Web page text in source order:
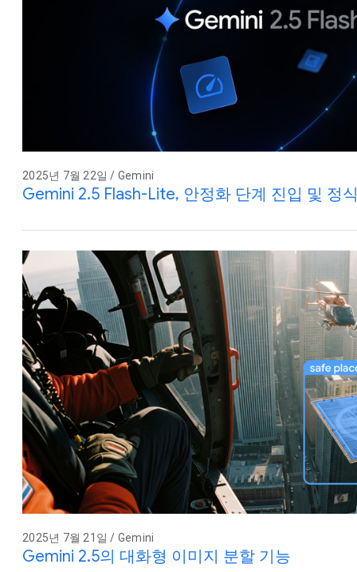
2025년 7월 22일 / Gemini
Gemini 2.5 Flash-Lite, 안정화 단계 진입 및 정
2025년 7월 21일 / Gemini
Gemini 2.5의 대화형 이미지 분할 기능